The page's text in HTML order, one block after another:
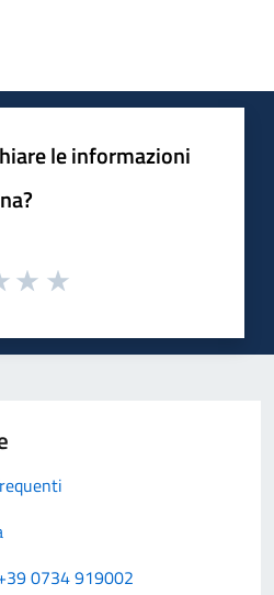
le informazioni
0734 919002